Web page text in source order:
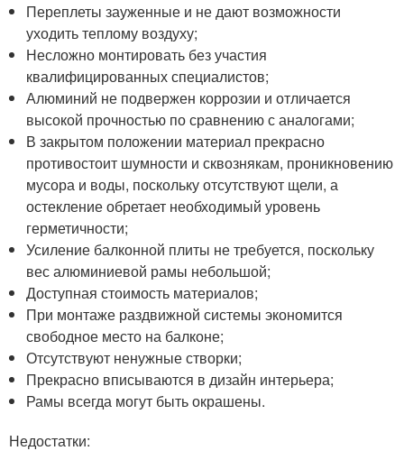
Переплеты зауженные и не дают возможности
уходить теплому воздуху;
Несложно монтировать без участия
квалифицированных специалистов;
Алюминий не подвержен коррозии и отличается
высокой прочностью по сравнению с аналогами;
В закрытом положении материал прекрасно
противостоит шумности и сквознякам, проникновению
мусора и воды, поскольку отсутствуют щели, а
остекление обретает необходимый уровень
герметичности;
Усиление балконной плиты не требуется, поскольку
вес алюминиевой рамы небольшой;
Доступная стоимость материалов;
При монтаже раздвижной системы экономится
свободное место на балконе;
Отсутствуют ненужные створки;
Прекрасно вписываются в дизайн интерьера;
Рамы всегда могут быть окрашены.
Недостатки: